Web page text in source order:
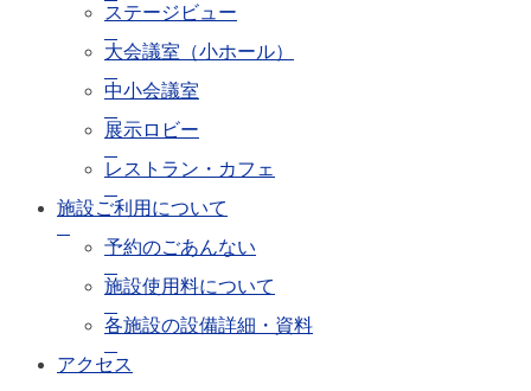
の
設
詳
細・
資
料
ク
よ
ステージビュー
大会議室（小ホール）
中小会議室
展示ロビー
レストラン・カフェ
施設ご利用について
予約のごあんない
施設使用料について
各施設の設備詳細・資料
アクセス